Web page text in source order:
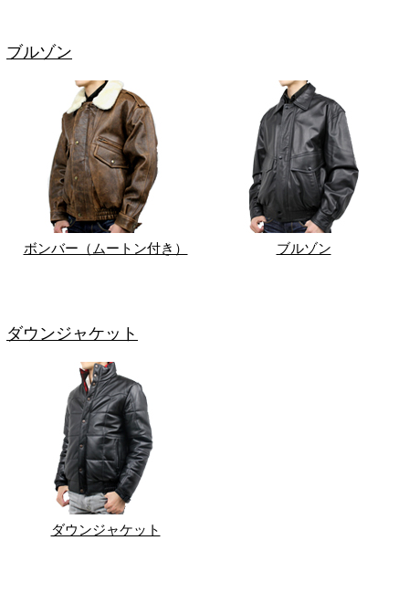
ブルゾン
ボンバー（ムートン付き） ブルゾン
ダウンジャケット
ダウンジャケット